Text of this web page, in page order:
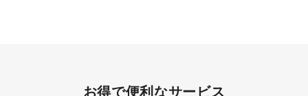
お得で便利なサービス